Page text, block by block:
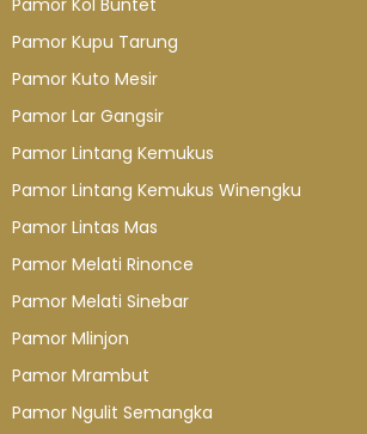
Pamor Kol Buntet
Pamor Kupu Tarung
Pamor Kuto Mesir
Pamor Lar Gangsir
Pamor Lintang Kemukus
Pamor Lintang Kemukus Winengku
Pamor Lintas Mas
Pamor Melati Rinonce
Pamor Melati Sinebar
Pamor Mlinjon
Pamor Mrambut
Pamor Ngulit Semangka